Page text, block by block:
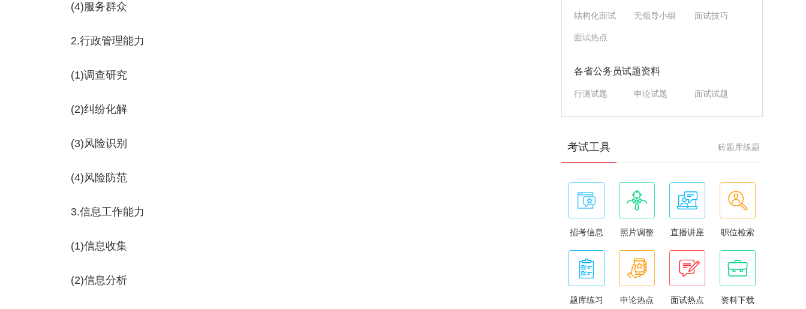
(4)服务群众
2.行政管理能力
(1)调查研究
(2)纠纷化解
(3)风险识别
(4)风险防范
3.信息工作能力
(1)信息收集
(2)信息分析
结构化面试 无领导小组 面试技巧
面试热点
各省公务员试题资料
行测试题 申论试题 面试试题
砖题库练题
考试工具
招考信息 照片调整 直播讲座 职位检索
题库练习 申论热点 面试热点 资料下载